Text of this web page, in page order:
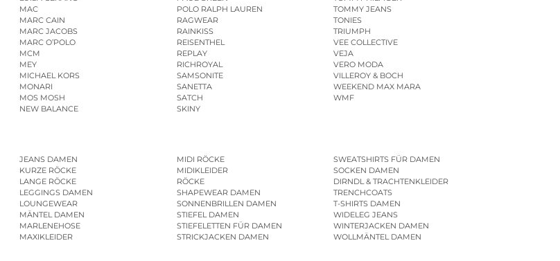
MAC
MARC CAIN
MARC JACOBS
MARC O’POLO
MCM
MEY
MICHAEL KORS
MONARI
MOS MOSH
NEW BALANCE
POLO RALPH LAUREN
RAGWEAR
RAINKISS
REISENTHEL
REPLAY
RICHROYAL
SAMSONITE
SANETTA
SATCH
SKINY
TOMMY JEANS
TONIES
TRIUMPH
VEE COLLECTIVE
VEJA
VERO MODA
VILLEROY & BOCH
WEEKEND MAX MARA
WMF
JEANS DAMEN
KURZE RÖCKE
LANGE RÖCKE
LEGGINGS DAMEN
LOUNGEWEAR
MÄNTEL DAMEN
MARLENEHOSE
MAXIKLEIDER
MIDI RÖCKE
MIDIKLEIDER
RÖCKE
SHAPEWEAR DAMEN
SONNENBRILLEN DAMEN
STIEFEL DAMEN
STIEFELETTEN FÜR DAMEN
STRICKJACKEN DAMEN
SWEATSHIRTS FÜR DAMEN
SOCKEN DAMEN
DIRNDL & TRACHTENKLEIDER
TRENCHCOATS
T-SHIRTS DAMEN
WIDELEG JEANS
WINTERJACKEN DAMEN
WOLLMÄNTEL DAMEN